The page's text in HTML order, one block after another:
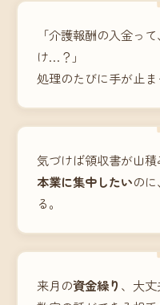
「介護報酬の入金って、
け…？」
処理のたびに手が止ま
気づけば領収書が山積
本業に集中したいの
る。
来月の資金繰り 、大丈